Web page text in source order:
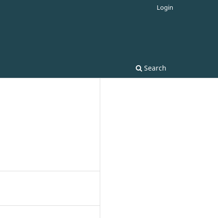
Search
Login